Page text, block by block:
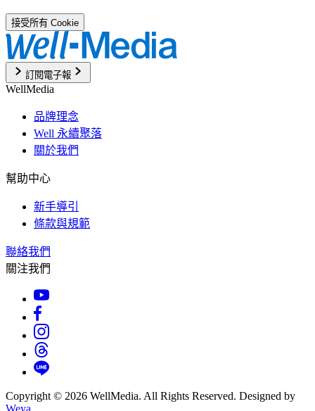
接受所有 Cookie
訂閱電子報
WellMedia
品牌理念
Well 永續聚落
關於我們
幫助中心
新手導引
條款與規範
聯絡我們
關注我們
Copyright © 2026 WellMedia. All Rights Reserved. Designed by